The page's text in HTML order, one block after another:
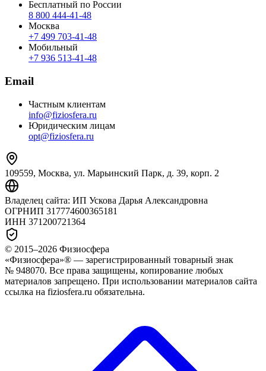
Бесплатный по России
8 800 444‑41‑48
Москва
+7 499 703‑41‑48
Мобильный
+7 936 513‑41‑48
Email
Частным клиентам
info@fiziosfera.ru
Юридическим лицам
opt@fiziosfera.ru
109559, Москва, ул. Марьинский Парк, д. 39, корп. 2
Владелец сайта: ИП Ускова Дарья Александровна
ОГРНИП 317774600365181
ИНН 371200721364
© 2015–2026 Физиосфера
«Физиосфера»® — зарегистрированный товарный знак
№ 948070. Все права защищены, копирование любых
материалов запрещено. При использовании материалов сайта
ссылка на fiziosfera.ru обязательна.